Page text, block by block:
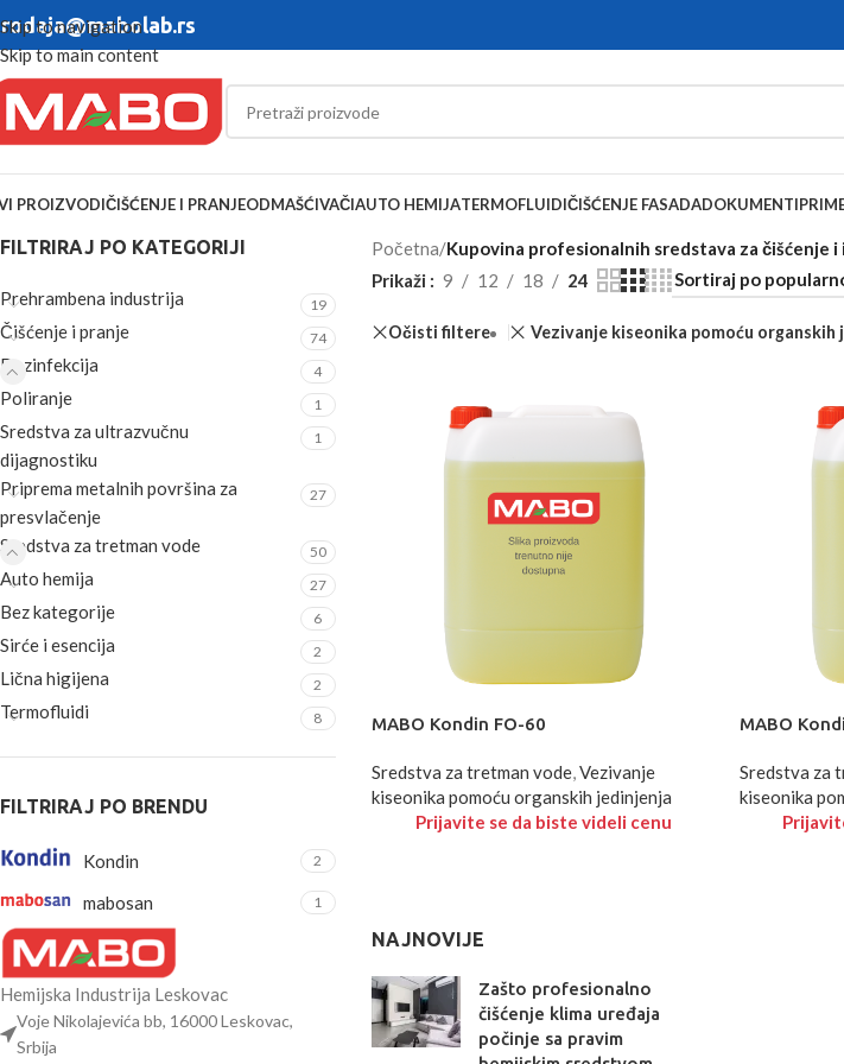
Skip to navigation
Skip to main content
PROIZVODIČIŠĆENJE I PRANJEODMAŠĆIVAČIAUTO HEMIJATERMOFLUIDIČIŠĆENJE FASADADOKUMENTI
FILTRIRAJ PO KATEGORIJI
Prehrambena industrija 19
Čišćenje i pranje 74
Dezinfekcija 4
Poliranje 1
Sredstva za ultrazvučnu
dijagnostiku
1
Priprema metalnih površina za
presvlačenje
27
Sredstva za tretman vode 50
Auto hemija 27
Bez kategorije 6
Sirće i esencija 2
Lična higijena 2
Termofluidi 8
FILTRIRAJ PO BRENDU
Kondin 2
mabosan 1
Početna/Kupovina profesionalnih sredstava za čišćenje
Prikaži
9 12 18 24
Očisti filtere Vezivanje kiseonika pomoću organskih
MABO Kondin FO-60
Sredstva za tretman vode,Vezivanje
kiseonika pomoću organskih jedinjenja
Prijavite se da biste videli cenu
MABO
Sredstva za
kiseonika
Hemijska Industrija Leskovac
Voje Nikolajevića bb, 16000 Leskovac,
Srbija
NAJNOVIJE
Zašto profesionalno
čišćenje klima uređaja
počinje sa pravim